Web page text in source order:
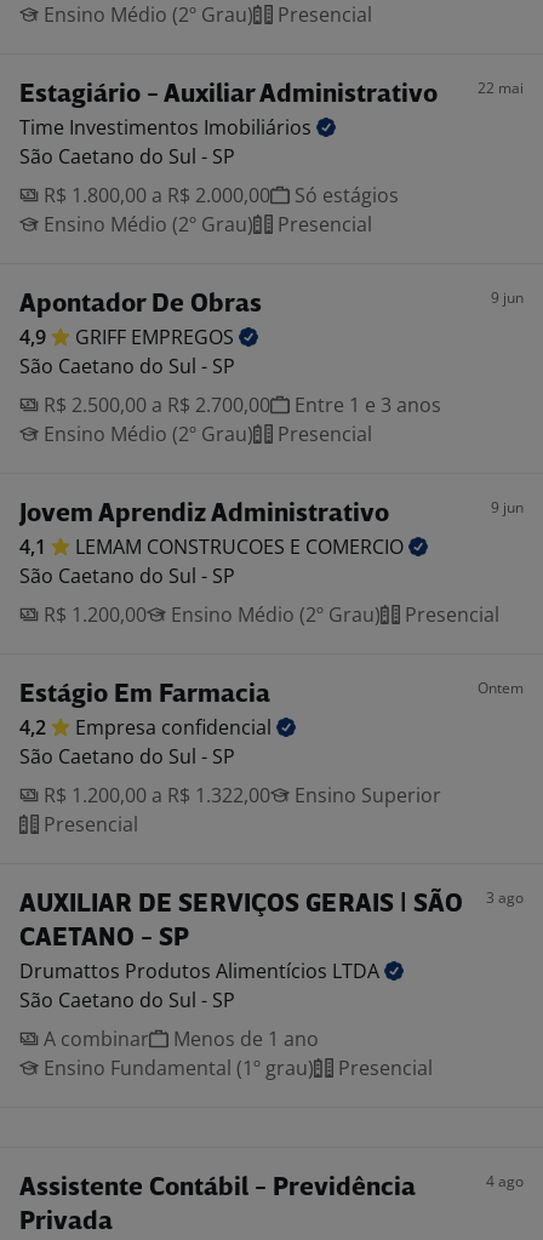
Ensino Médio (2º Grau)
Presencial
Estagiário - Auxiliar Administrativo 22 mai
Time Investimentos Imobiliários
São Caetano do Sul - SP
R$ 1.800,00 a R$ 2.000,00
Só estágios
Ensino Médio (2º Grau)
Presencial
Apontador De Obras 9 jun
4,9 GRIFF EMPREGOS
São Caetano do Sul - SP
R$ 2.500,00 a R$ 2.700,00
Entre 1 e 3 anos
Ensino Médio (2º Grau)
Presencial
Jovem Aprendiz Administrativo 9 jun
4,1 LEMAM CONSTRUCOES E COMERCIO
São Caetano do Sul - SP
R$ 1.200,00
Ensino Médio (2º Grau) Presencial
Estágio Em Farmacia Ontem
4,2 Empresa confidencial
São Caetano do Sul - SP
R$ 1.200,00 a R$ 1.322,00
Ensino Superior
Presencial
AUXILIAR DE SERVIÇOS GERAIS | SÃO
CAETANO - SP
3 ago
Drumattos Produtos Alimentícios LTDA
São Caetano do Sul - SP
A combinar
Menos de 1 ano
Ensino Fundamental (1º grau)
Presencial
Assistente Contábil - Previdência
Privada
4 ago